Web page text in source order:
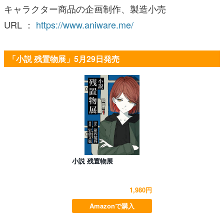
キャラクター商品の企画制作、製造小売
URL ： https://www.aniware.me/
「小説 残置物展」5月29日発売
小説 残置物展
1,980円
Amazonで購入